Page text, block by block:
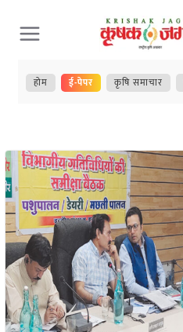
Skip
to
content
होम ई-पेपर कृषि समाचार